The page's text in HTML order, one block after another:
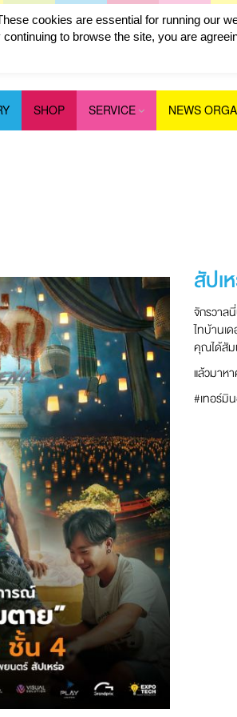
SHOP SERVICE NEWS
สัปเ
จักรวาล
ไทบ้านเ
คุณได้สัม
แล้วมาห
#เทอร์มิ
cookies are essential for running our
to browse the site, you are